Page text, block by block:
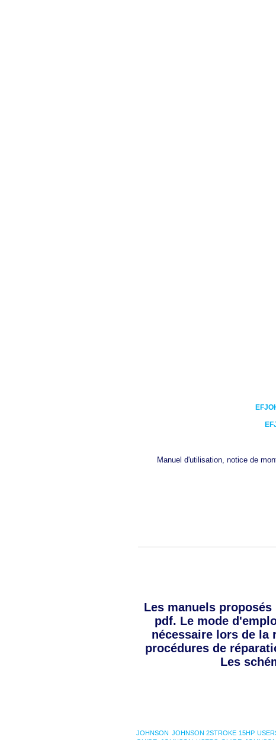
Manuel d'utilisation, notice de
Les manuels
pdf. Le mode
nécessaire lors de la
procédures de
Les
JOHNSON JOHNSON 2STROKE 15HP